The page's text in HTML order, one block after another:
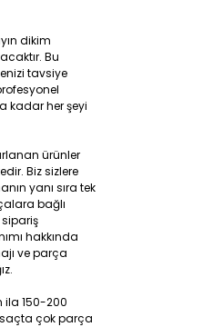
dikim
Bu
tavsiye
kadar her şeyi
ürünler
Biz sizlere
yanı sıra tek
bağlı
hakkında
ve parça
ila 150-200
çok parça